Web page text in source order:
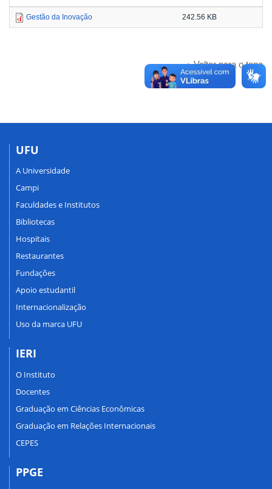
Gestão da Inovação 242.56 KB
Voltar para o topo
UFU
A Universidade
Campi
Faculdades e Institutos
Bibliotecas
Hospitais
Restaurantes
Fundações
Apoio estudantil
Internacionalização
Uso da marca UFU
IERI
O Instituto
Docentes
Graduação em Ciências Econômicas
Graduação em Relações Internacionais
CEPES
PPGE